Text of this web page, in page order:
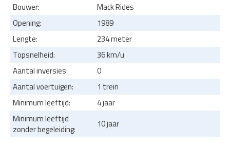
Bouwer:
Mack Rides
Opening:
1989
Lengte:
234 meter
Topsnelheid:
36 km/u
Aantal inversies:
0
Aantal voertuigen:
1 trein
Minimum leeftijd:
4 jaar
Minimum leeftijd
zonder begeleiding:
10 jaar